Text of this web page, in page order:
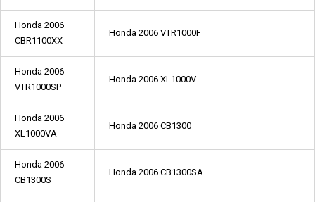
Honda 2006
CBR1100XX
Honda 2006 VTR1000F
Honda 2006
VTR1000SP
Honda 2006 XL1000V
Honda 2006
XL1000VA
Honda 2006 CB1300
Honda 2006
CB1300S
Honda 2006 CB1300SA